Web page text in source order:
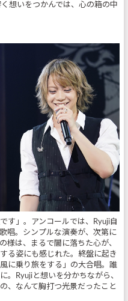
想いをつかんでは、心の箱の中
す」。アンコールでは、Ryuji自
唱。シンプルな演奏が、次第に
様は、まるで闇に落ちた心が、
る姿にも感じれた。終盤に起き
に乗り旅をする」の大合唱。誰
。Ryujiと想いを分かちながら、
、なんて胸打つ光景だったこと